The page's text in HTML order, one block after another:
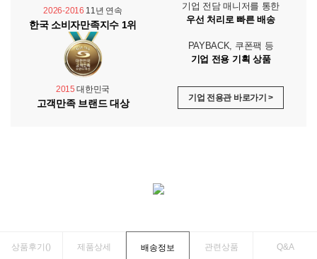
2026-2016 11년 연속
한국 소비자만족지수 1위
2015 대한민국
고객만족 브랜드 대상
기업 전담 매니저를 통한
우선 처리로 빠른 배송
PAYBACK, 쿠폰팩 등
기업 전용 기획 상품
기업 전용관 바로가기 >
상품후기() 제품상세 배송정보 관련상품 Q&A